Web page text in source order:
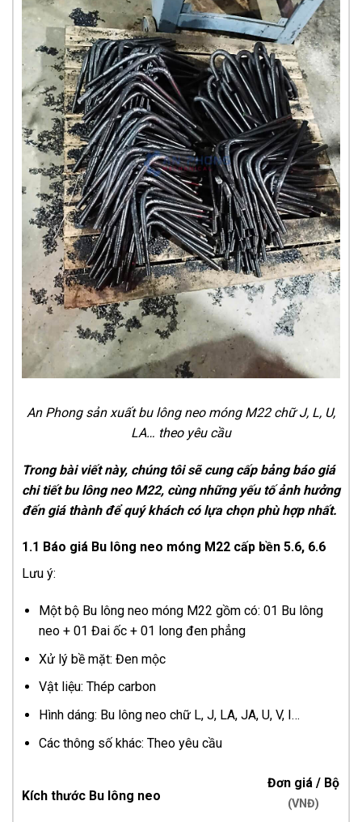
An Phong sản xuất bu lông neo móng M22 chữ J, L, U,
LA… theo yêu cầu
Trong bài viết này, chúng tôi sẽ cung cấp bảng báo giá
chi tiết bu lông neo M22, cùng những yếu tố ảnh hưởng
đến giá thành để quý khách có lựa chọn phù hợp nhất.
1.1 Báo giá Bu lông neo móng M22 cấp bền 5.6, 6.6
Lưu ý:
Một bộ Bu lông neo móng M22 gồm có: 01 Bu lông
neo + 01 Đai ốc + 01 long đen phẳng
Xử lý bề mặt: Đen mộc
Vật liệu: Thép carbon
Hình dáng: Bu lông neo chữ L, J, LA, JA, U, V, I…
Các thông số khác: Theo yêu cầu
Kích thước Bu lông neo
Đơn giá / Bộ
(VNĐ)